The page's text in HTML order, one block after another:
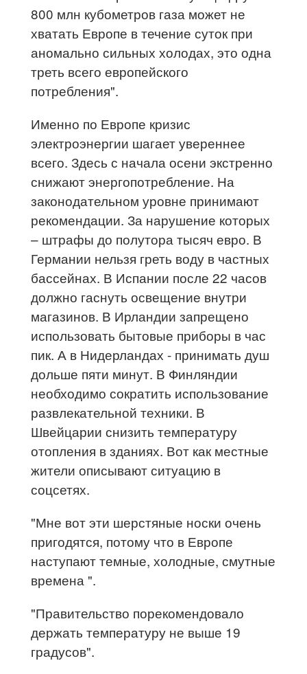
800 млн кубометров газа может не
хватать Европе в течение суток при
аномально сильных холодах, это одна
треть всего европейского
потребления".
Именно по Европе кризис
электроэнергии шагает увереннее
всего. Здесь с начала осени экстренно
снижают энергопотребление. На
законодательном уровне принимают
рекомендации. За нарушение которых
– штрафы до полутора тысяч евро. В
Германии нельзя греть воду в частных
бассейнах. В Испании после 22 часов
должно гаснуть освещение внутри
магазинов. В Ирландии запрещено
использовать бытовые приборы в час
пик. А в Нидерландах - принимать душ
дольше пяти минут. В Финляндии
необходимо сократить использование
развлекательной техники. В
Швейцарии снизить температуру
отопления в зданиях. Вот как местные
жители описывают ситуацию в
соцсетях.
"Мне вот эти шерстяные носки очень
пригодятся, потому что в Европе
наступают темные, холодные, смутные
времена ".
"Правительство порекомендовало
держать температуру не выше 19
градусов".